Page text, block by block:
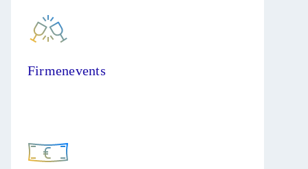
Firmenevents